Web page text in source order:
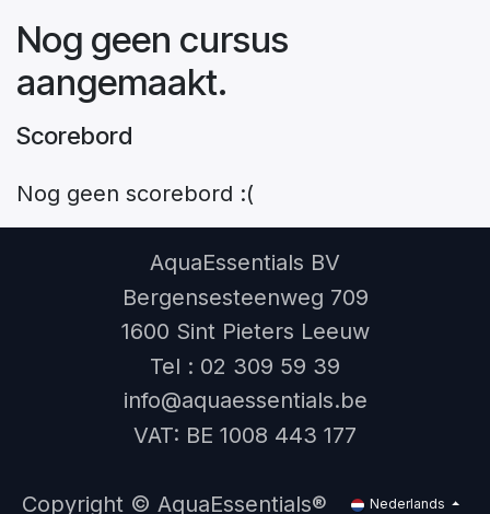
Scorebord
Nog geen scorebord :(
Nog geen cursus
aangemaakt.
AquaEssentials BV
Bergensesteenweg 709
1600 Sint Pieters Leeuw
Tel : 02 309 59 39
info@aquaessentials.be
VAT: BE 1008 443 177
Copyright © AquaEssentials® Nederlands